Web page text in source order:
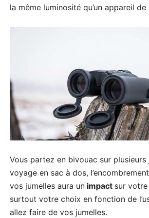
la même luminosité qu’un appareil
Vous partez en bivouac sur plusieurs
voyage en sac à dos,
vos jumelles aura un impact sur
surtout votre choix en fonction de
allez faire de vos jumelles.